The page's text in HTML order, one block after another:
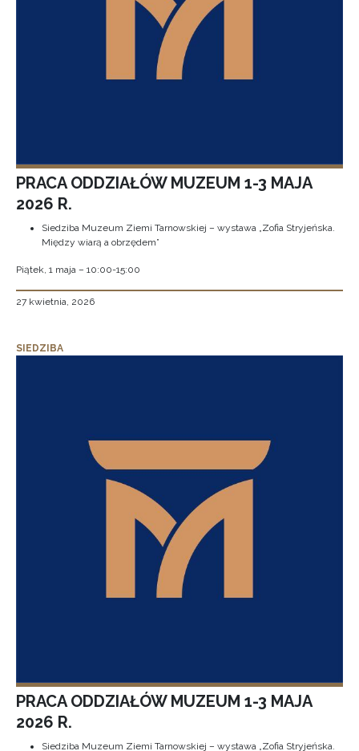
PRACA ODDZIAŁÓW MUZEUM 1-3 MAJA
2026 R.
Siedziba Muzeum Ziemi Tarnowskiej – wystawa „Zofia Stryjeńska.
Między wiarą a obrzędem”
Piątek, 1 maja – 10:00-15:00
27 kwietnia, 2026
SIEDZIBA
PRACA ODDZIAŁÓW MUZEUM 1-3 MAJA
2026 R.
Siedziba Muzeum Ziemi Tarnowskiej – wystawa „Zofia Stryjeńska.